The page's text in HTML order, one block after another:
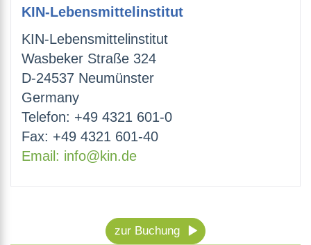
KIN-Lebensmittelinstitut
KIN-Lebensmittelinstitut
Wasbeker Straße 324
D-24537 Neumünster
Germany
Telefon: +49 4321 601-0
Fax: +49 4321 601-40
Email: info@kin.de
zur Buchung